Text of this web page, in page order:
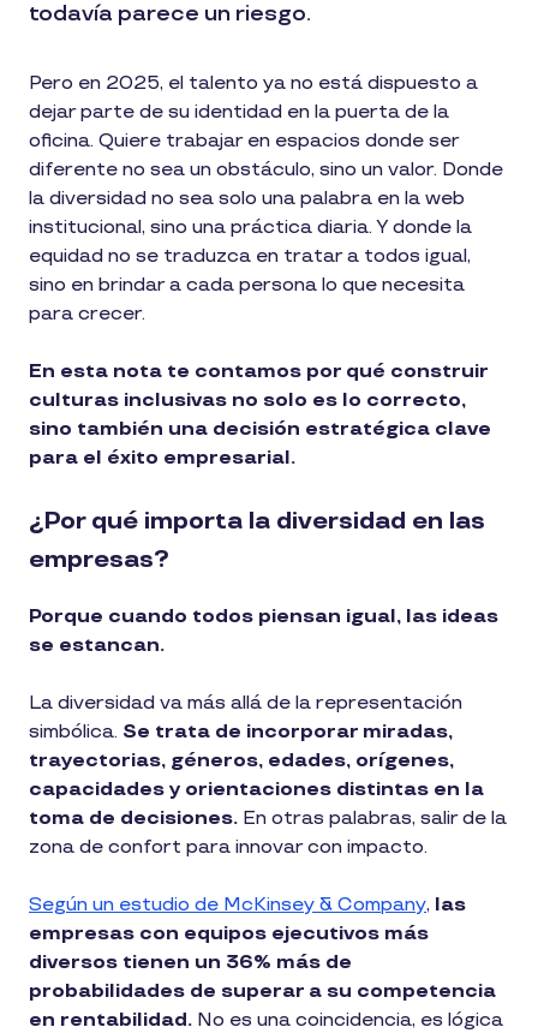
todavía parece un riesgo.
Pero en 2025, el talento ya no está dispuesto a
dejar parte de su identidad en la puerta de la
oficina. Quiere trabajar en espacios donde ser
diferente no sea un obstáculo, sino un valor. Donde
la diversidad no sea solo una palabra en la web
institucional, sino una práctica diaria. Y donde la
equidad no se traduzca en tratar a todos igual,
sino en brindar a cada persona lo que necesita
para crecer.
En esta nota te contamos por qué construir
culturas inclusivas no solo es lo correcto,
sino también una decisión estratégica clave
para el éxito empresarial.
¿Por qué importa la diversidad en las
empresas?
Porque cuando todos piensan igual, las ideas
se estancan.
La diversidad va más allá de la representación
simbólica. Se trata de incorporar miradas,
trayectorias, géneros, edades, orígenes,
capacidades y orientaciones distintas en la
toma de decisiones. En otras palabras, salir de la
zona de confort para innovar con impacto.
Según un estudio de McKinsey & Company, las
empresas con equipos ejecutivos más
diversos tienen un 36% más de
probabilidades de superar a su competencia
en rentabilidad. No es una coincidencia, es lógica